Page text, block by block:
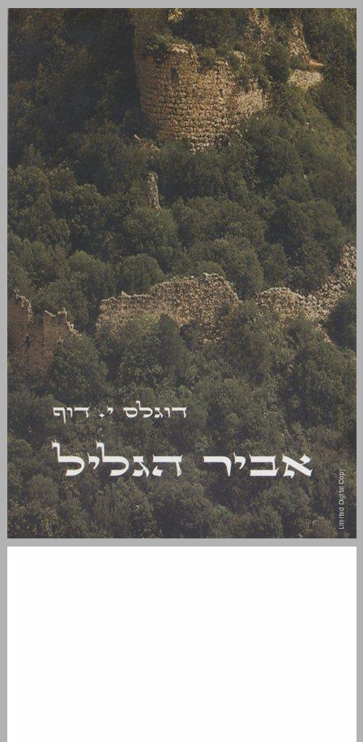
אביר הגליל ... 0